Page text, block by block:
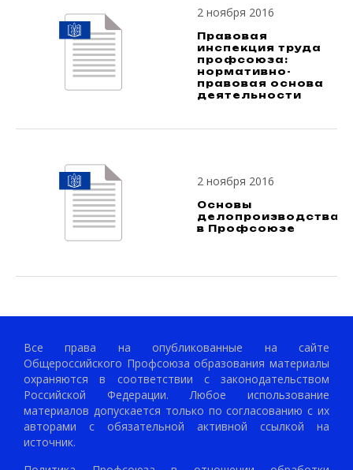
2 ноября 2016
Правовая
инспекция труда
профсоюза:
нормативно-
правовая основа
деятельности
2 ноября 2016
Основы
делопроизводства
в Профсоюзе
Все права на опубликованные на сайте
Общероссийского Профсоюза образования материалы
охраняются в соответствии с законодательством
Российской Федерации. Любое использование
материалов допускается только по согласованию с их
авторами с обязательной активной ссылкой на
источник.